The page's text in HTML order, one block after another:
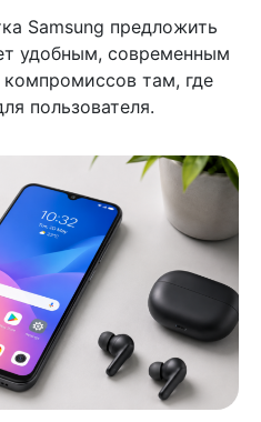
Samsung предложить
удобным, современным
там, где
пользователя.